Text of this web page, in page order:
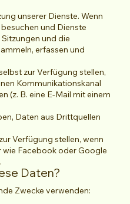
unserer Dienste. Wenn
und Dienste
und die
erfassen und
zur Verfügung stellen,
Kommunikationskanal
(z. B. eine E-Mail mit einem
Daten aus Drittquellen
Verfügung stellen, wenn
wie Facebook oder Google
Daten?
Zwecke verwenden: